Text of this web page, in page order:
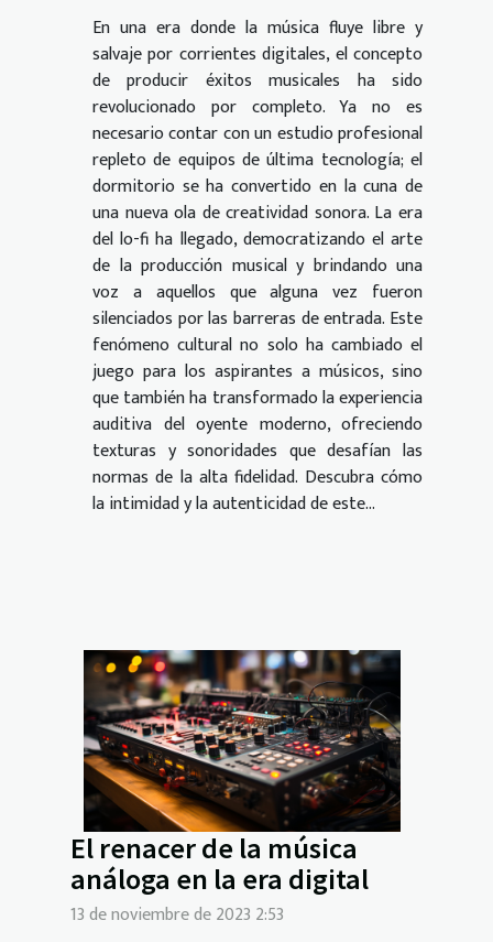
En una era donde la música fluye libre y
salvaje por corrientes digitales, el concepto
de producir éxitos musicales ha sido
revolucionado por completo. Ya no es
necesario contar con un estudio profesional
repleto de equipos de última tecnología; el
dormitorio se ha convertido en la cuna de
una nueva ola de creatividad sonora. La era
del lo-fi ha llegado, democratizando el arte
de la producción musical y brindando una
voz a aquellos que alguna vez fueron
silenciados por las barreras de entrada. Este
fenómeno cultural no solo ha cambiado el
juego para los aspirantes a músicos, sino
que también ha transformado la experiencia
auditiva del oyente moderno, ofreciendo
texturas y sonoridades que desafían las
normas de la alta fidelidad. Descubra cómo
la intimidad y la autenticidad de este...
El renacer de la música
análoga en la era digital
13 de noviembre de 2023 2:53